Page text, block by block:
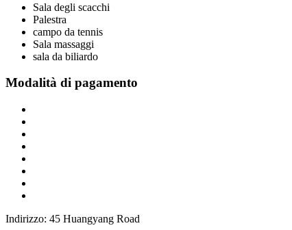
Sala degli scacchi
Palestra
campo da tennis
Sala massaggi
sala da biliardo
Modalità di pagamento
Indirizzo: 45 Huangyang Road